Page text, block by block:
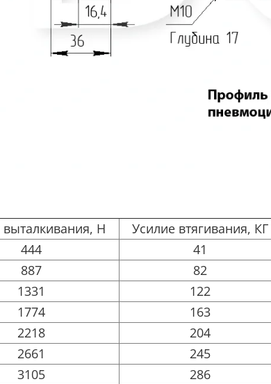
выталкивания, Н Усилие втягивания, КГ
444 41
887 82
1331 122
1774 163
2218 204
2661 245
3105 286